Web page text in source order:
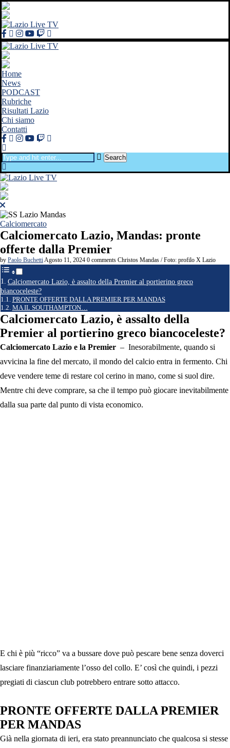
Home
News
PODCAST
Rubriche
Risultati Lazio
Chi siamo
Contatti
Search
Calciomercato
Calciomercato Lazio, Mandas: pronte
offerte dalla Premier
by Paolo BuchettiAgosto 11, 2024 0 comments Christos Mandas / Foto: profilo X Lazio
Calciomercato Lazio, è assalto della Premier al portierino greco
biancoceleste?
PRONTE OFFERTE DALLA PREMIER PER MANDAS
MA IL SOUTHAMPTON…
Calciomercato Lazio, è assalto della
Premier al portierino greco biancoceleste?
Calciomercato Lazio e la Premier – Inesorabilmente, quando si
avvicina la fine del mercato, il mondo del calcio entra in fermento. Chi
deve vendere teme di restare col cerino in mano, come si suol dire.
Mentre chi deve comprare, sa che il tempo può giocare inevitabilmente
dalla sua parte dal punto di vista economico.
E chi è più “ricco” va a bussare dove può pescare bene senza doverci
lasciare finanziariamente l’osso del collo. E’ così che quindi, i pezzi
pregiati di ciascun club potrebbero entrare sotto attacco.
PRONTE OFFERTE DALLA PREMIER
PER MANDAS
Già nella giornata di ieri, era stato preannunciato che qualcosa si stesse